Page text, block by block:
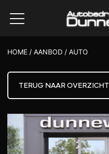
HOME / AANBOD / AUTO
TERUG NAAR OVERZICHT